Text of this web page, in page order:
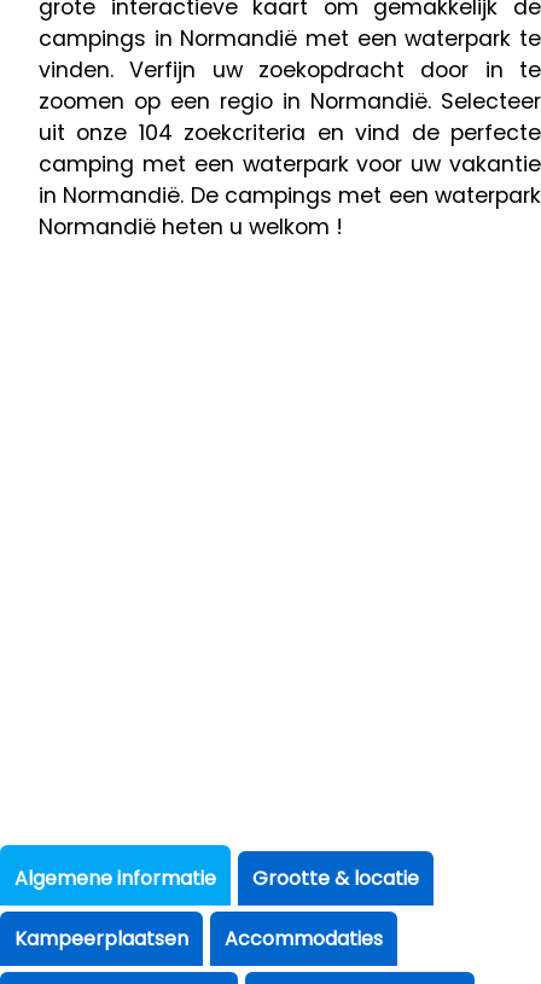
grote interactieve kaart om gemakkelijk de
campings in Normandië met een waterpark te
vinden. Verfijn uw zoekopdracht door in te
zoomen op een regio in Normandië. Selecteer
uit onze 104 zoekcriteria en vind de perfecte
camping met een waterpark voor uw vakantie
in Normandië. De campings met een waterpark
Normandië heten u welkom !
Algemene informatie Grootte & locatie
Kampeerplaatsen Accommodaties